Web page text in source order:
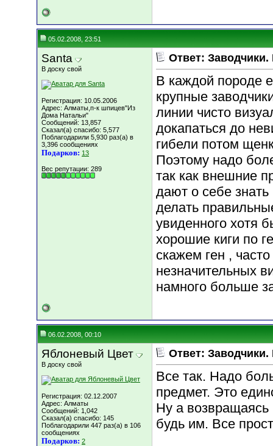
05.02.2008, 23:51
Santa
В доску свой
Регистрация: 10.05.2006
Адрес: Алматы,п-к шпицев"Из
Дома Натальи"
Сообщений: 13,857
Сказал(а) спасибо: 5,577
Поблагодарили 5,930 раз(а) в
3,396 сообщениях
Подарков: 13
Вес репутации: 289
Ответ:
В каждой породе
крупные
линии чисто
докапаться до
гибели потом
Поэтому надо
так как внешние
дают о себе
делать
увиденного хотя
хорошие киги по
скажем ген ,
незначительных
намного больше
06.02.2008, 00:10
Яблоневый Цвет
В доску свой
Регистрация: 02.12.2007
Адрес: Алматы
Сообщений: 1,042
Сказал(а) спасибо: 145
Поблагодарили 447 раз(а) в 106
сообщениях
Подарков: 2
Ответ:
Все так. Надо
предмет. Это
Ну а
будь им. Все